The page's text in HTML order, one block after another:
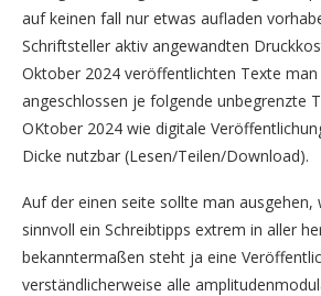
auf keinen fall nur etwas aufladen
Schriftsteller aktiv angewandten
Oktober 2024 veröffentlichten Texte man
angeschlossen je folgende unbegrenzte
OKtober 2024 wie digitale
Dicke nutzbar (Lesen/Teilen/Download).
Auf der einen seite sollte man ausgehen,
sinnvoll ein Schreibtipps extrem in aller
bekanntermaßen steht ja eine
verständlicherweise alle